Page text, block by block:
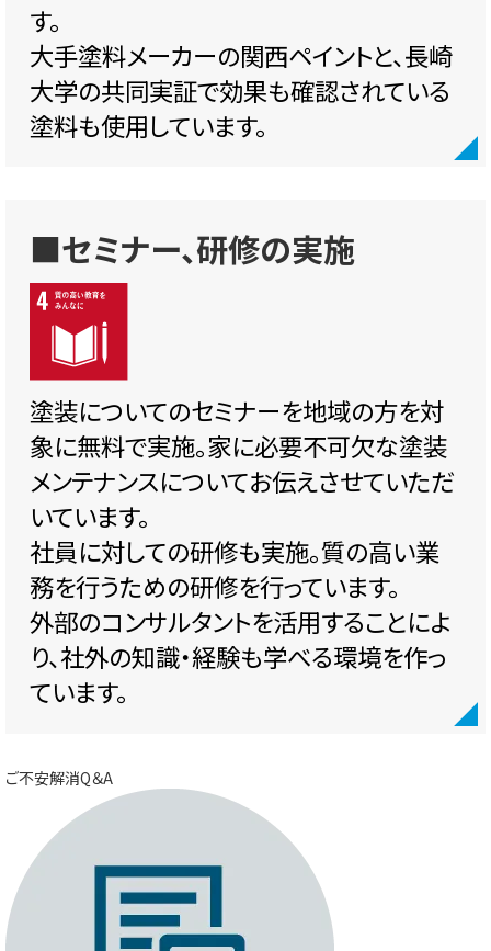
す。
大手塗料メーカーの関西ペイントと、長崎
大学の共同実証で効果も確認されている
塗料も使用しています。
■セミナー、研修の実施
塗装についてのセミナーを地域の方を対
象に無料で実施。家に必要不可欠な塗装
メンテナンスについてお伝えさせていただ
いています。
社員に対しての研修も実施。質の高い業
務を行うための研修を行っています。
外部のコンサルタントを活用することによ
り、社外の知識・経験も学べる環境を作っ
ています。
ご不安解消Q＆A